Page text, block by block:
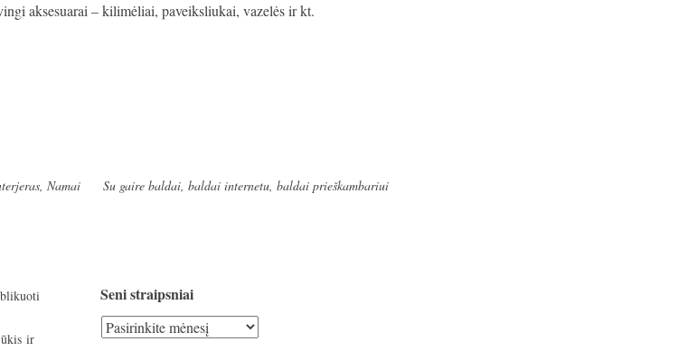
aksesuarai – kilimėliai, paveiksliukai, vazelės ir kt.
,Namai Su gaire baldai, baldai internetu, baldai prieškambariui
ūkis ir
Seni straipsniai
Seni